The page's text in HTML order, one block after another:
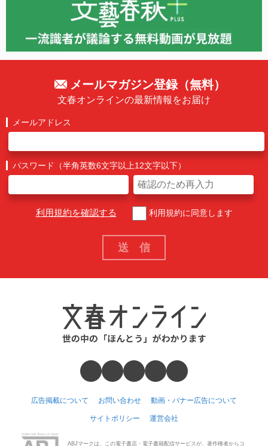
メールマガジン登録（無料）
文春オンラインの最新情報をお届け
メールアドレス
パスワード（半角英数6文字以上12文字以下）
利用規約を確認する 利用規約に同意します
広告掲載について お問い合わせ 動画・バナー広告について
サイトポリシー 運営会社
ABJマークは、この電子書店・電子書籍配信サービスが、著作権者からコ